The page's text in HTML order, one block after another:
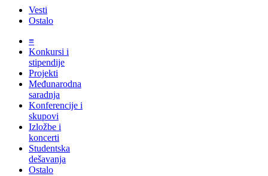
Vesti
Ostalo
≡
Konkursi i
stipendije
Projekti
Međunarodna
saradnja
Konferencije i
skupovi
Izložbe i
koncerti
Studentska
dešavanja
Ostalo